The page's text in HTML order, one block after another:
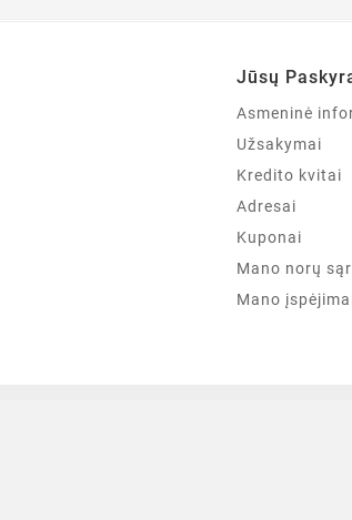
Jūsų
Asmeninė
Užsakymai
Kredito kvitai
Adresai
Kuponai
Mano norų
Mano